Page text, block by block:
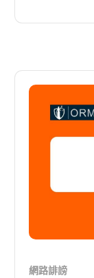
網路誹謗